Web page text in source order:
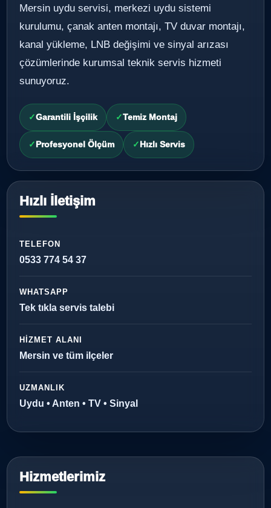
Mersin uydu servisi, merkezi uydu sistemi
kurulumu, çanak anten montajı, TV duvar montajı,
kanal yükleme, LNB değişimi ve sinyal arızası
çözümlerinde kurumsal teknik servis hizmeti
sunuyoruz.
Garantili İşçilik Temiz Montaj
Profesyonel Ölçüm Hızlı Servis
Hızlı İletişim
TELEFON
0533 774 54 37
WHATSAPP
Tek tıkla servis talebi
HIZMET ALANI
Mersin ve tüm ilçeler
UZMANLIK
Uydu • Anten • TV • Sinyal
Hizmetlerimiz